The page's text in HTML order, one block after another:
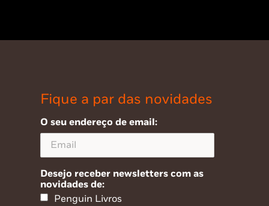
Fique a par das novidades
O seu endereço de email:
Desejo receber newsletters com as
novidades de:
Penguin Livros